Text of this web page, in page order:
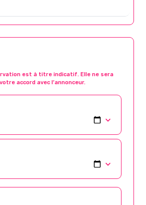
est à titre indicatif. Elle ne sera
accord avec l’annonceur.